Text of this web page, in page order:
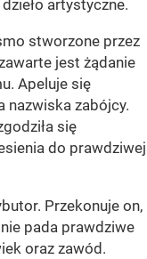
artystyczne.
stworzone przez
jest żądanie
Apeluje się
nazwiska zabójcy.
się
do prawdziwej
Przekonuje on,
pada prawdziwe
oraz zawód.